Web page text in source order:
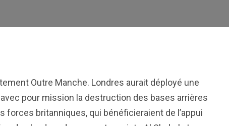
Outre Manche. Londres aurait déployé une
pour mission la destruction des bases arrières
forces britanniques, qui bénéficieraient de l’appui